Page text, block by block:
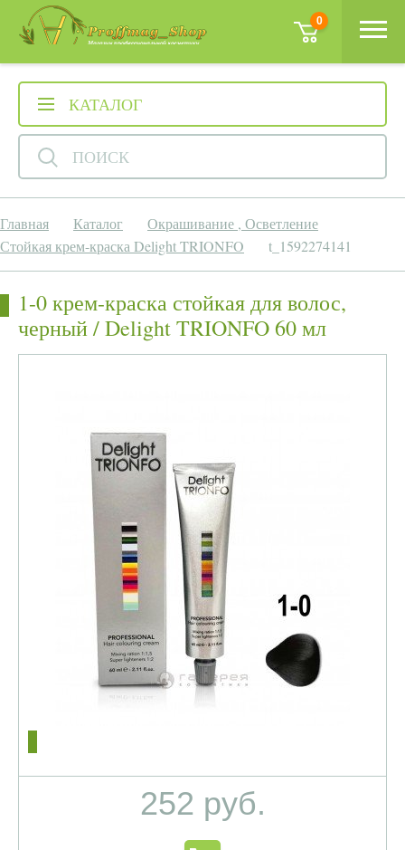
0
КАТАЛОГ
ПОИСК
Главная Каталог
Окрашивание , Осветление
Стойкая крем-краска Delight TRIONFO
t_1592274141
1-0 крем-краска стойкая для волос,
черный / Delight TRIONFO 60 мл
252 руб.